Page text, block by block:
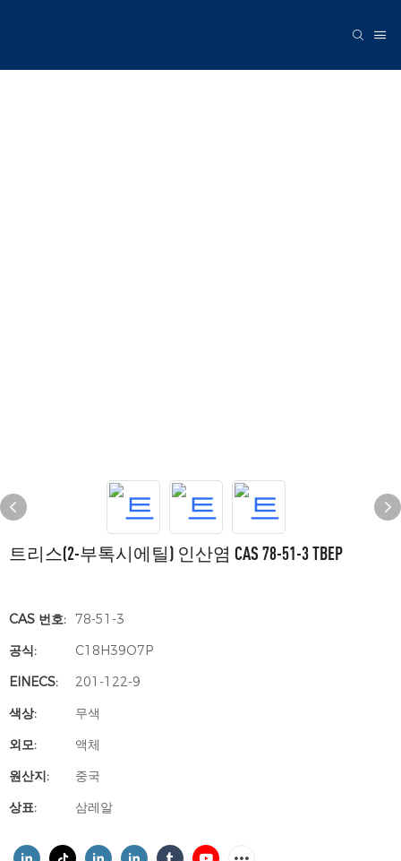
트리스(2-부톡시에틸) 인산염 CAS 78-51-3 TBEP
CAS 번호:
78-51-3
공식:
C18H39O7P
EINECS:
201-122-9
색상:
무색
외모:
액체
원산지:
중국
상표:
삼레알